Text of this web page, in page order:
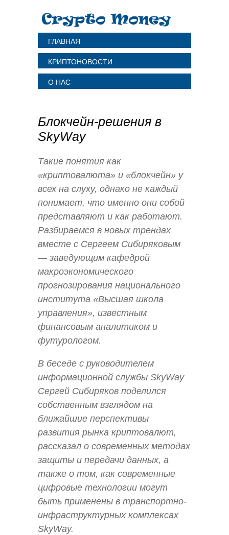
ГЛАВНАЯ
КРИПТОНОВОСТИ
О НАС
Блокчейн-решения в
SkyWay
Такие понятия как
«криптовалюта» и «блокчейн» у
всех на слуху, однако не каждый
понимает, что именно они собой
представляют и как работают.
Разбираемся в новых трендах
вместе с Сергеем Сибиряковым
— заведующим кафедрой
макроэкономического
прогнозирования национального
института «Высшая школа
управления», известным
финансовым аналитиком и
футурологом.
В беседе с руководителем
информационной службы SkyWay
Сергей Сибиряков поделился
собственным взглядом на
ближайшие перспективы
развития рынка криптовалют,
рассказал о современных методах
защиты и передачи данных, а
также о том, как современные
цифровые технологии могут
быть применены в транспортно-
инфраструктурных комплексах
SkyWay.